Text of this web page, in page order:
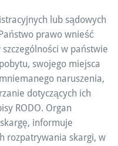
lub sądowych
prawo wnieść
w państwie
swojego miejsca
naruszenia,
dotyczących ich
RODO. Organ
informuje
rozpatrywania skargi, w